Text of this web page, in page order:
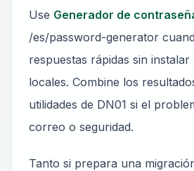
Use Generador de
/es/password-generator
respuestas rápidas sin
locales. Combine los
utilidades de DN01 si el
correo o seguridad.
Tanto si prepara una